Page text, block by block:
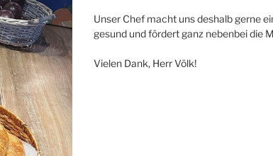
Unser Chef macht uns deshalb gerne
gesund und fördert ganz nebenbei die
Vielen Dank, Herr Völk!